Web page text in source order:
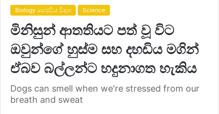
Biology ජෛවීය විද්‍යා Science
මිනිසුන් ආතතියට පත් වූ විට
ඔවුන්ගේ හුස්ම සහ දහඩිය මගින්
ඒබව බල්ලන්ට හදුනාගත හැකිය
Dogs can smell when we're stressed from our
breath and sweat